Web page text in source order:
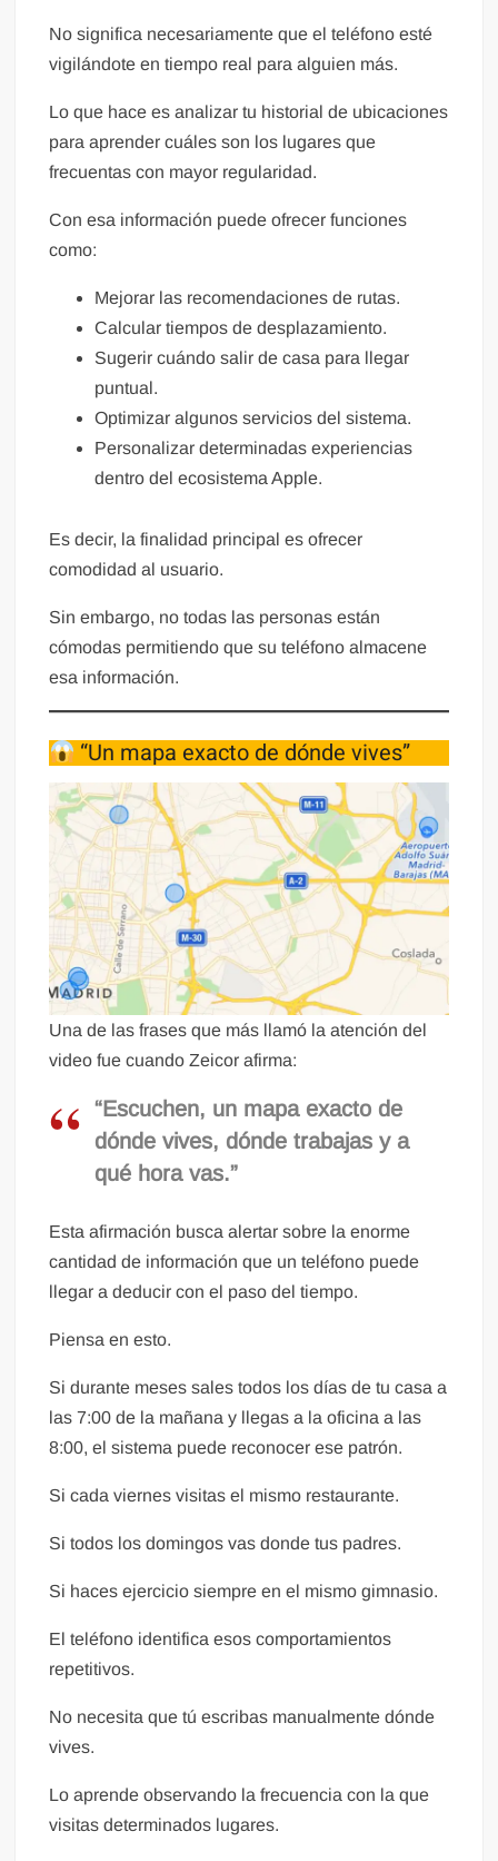
No significa necesariamente que el teléfono esté
vigilándote en tiempo real para alguien más.
Lo que hace es analizar tu historial de ubicaciones
para aprender cuáles son los lugares que
frecuentas con mayor regularidad.
Con esa información puede ofrecer funciones
como:
Mejorar las recomendaciones de rutas.
Calcular tiempos de desplazamiento.
Sugerir cuándo salir de casa para llegar
puntual.
Optimizar algunos servicios del sistema.
Personalizar determinadas experiencias
dentro del ecosistema Apple.
Es decir, la finalidad principal es ofrecer
comodidad al usuario.
Sin embargo, no todas las personas están
cómodas permitiendo que su teléfono almacene
esa información.
“Un mapa exacto de dónde vives”
Una de las frases que más llamó la atención del
video fue cuando Zeicor afirma:
“Escuchen, un mapa exacto de
dónde vives, dónde trabajas y a
qué hora vas.”
Esta afirmación busca alertar sobre la enorme
cantidad de información que un teléfono puede
llegar a deducir con el paso del tiempo.
Piensa en esto.
Si durante meses sales todos los días de tu casa a
las 7:00 de la mañana y llegas a la oficina a las
8:00, el sistema puede reconocer ese patrón.
Si cada viernes visitas el mismo restaurante.
Si todos los domingos vas donde tus padres.
Si haces ejercicio siempre en el mismo gimnasio.
El teléfono identifica esos comportamientos
repetitivos.
No necesita que tú escribas manualmente dónde
vives.
Lo aprende observando la frecuencia con la que
visitas determinados lugares.